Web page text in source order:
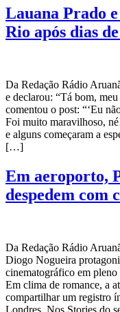
Lauana Prado
Rio após dias
Da Redação Rádio
e declarou: “Tá bom,
comentou o post: “‘Eu
Foi muito maravilhoso,
e alguns começaram a
[…]
Em aeroporto,
despedem com
Da Redação Rádio
Diogo Nogueira
cinematográfico em
Em clima de romance, a
compartilhar um registro
Londres. Nos Stories do